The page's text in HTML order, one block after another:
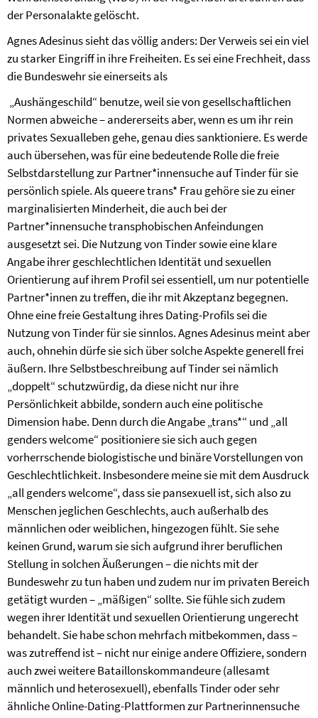
der Personalakte gelöscht.
Agnes Adesinus sieht das völlig anders: Der Verweis sei ein viel
zu starker Eingriff in ihre Freiheiten. Es sei eine Frechheit, dass
die Bundeswehr sie einerseits als
„Aushängeschild“ benutze, weil sie von gesellschaftlichen
Normen abweiche – andererseits aber, wenn es um ihr rein
privates Sexualleben gehe, genau dies sanktioniere. Es werde
auch übersehen, was für eine bedeutende Rolle die freie
Selbstdarstellung zur Partner*innensuche auf Tinder für sie
persönlich spiele. Als queere trans* Frau gehöre sie zu einer
marginalisierten Minderheit, die auch bei der
Partner*innensuche transphobischen Anfeindungen
ausgesetzt sei. Die Nutzung von Tinder sowie eine klare
Angabe ihrer geschlechtlichen Identität und sexuellen
Orientierung auf ihrem Profil sei essentiell, um nur potentielle
Partner*innen zu treffen, die ihr mit Akzeptanz begegnen.
Ohne eine freie Gestaltung ihres Dating-Profils sei die
Nutzung von Tinder für sie sinnlos. Agnes Adesinus meint aber
auch, ohnehin dürfe sie sich über solche Aspekte generell frei
äußern. Ihre Selbstbeschreibung auf Tinder sei nämlich
„doppelt“ schutzwürdig, da diese nicht nur ihre
Persönlichkeit abbilde, sondern auch eine politische
Dimension habe. Denn durch die Angabe „trans*“ und „all
genders welcome“ positioniere sie sich auch gegen
vorherrschende biologistische und binäre Vorstellungen von
Geschlechtlichkeit. Insbesondere meine sie mit dem Ausdruck
„all genders welcome“, dass sie pansexuell ist, sich also zu
Menschen jeglichen Geschlechts, auch außerhalb des
männlichen oder weiblichen, hingezogen fühlt. Sie sehe
keinen Grund, warum sie sich aufgrund ihrer beruflichen
Stellung in solchen Äußerungen – die nichts mit der
Bundeswehr zu tun haben und zudem nur im privaten Bereich
getätigt wurden – „mäßigen“ sollte. Sie fühle sich zudem
wegen ihrer Identität und sexuellen Orientierung ungerecht
behandelt. Sie habe schon mehrfach mitbekommen, dass –
was zutreffend ist – nicht nur einige andere Offiziere, sondern
auch zwei weitere Bataillonskommandeure (allesamt
männlich und heterosexuell), ebenfalls Tinder oder sehr
ähnliche Online-Dating-Plattformen zur Partnerinnensuche